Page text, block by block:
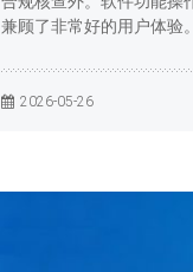
兼顾了非常好的用户体验。
2026-05-26